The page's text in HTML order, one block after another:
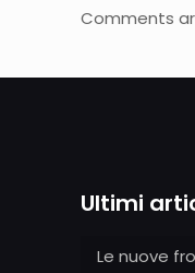
Comments
Ultimi
Le nuove